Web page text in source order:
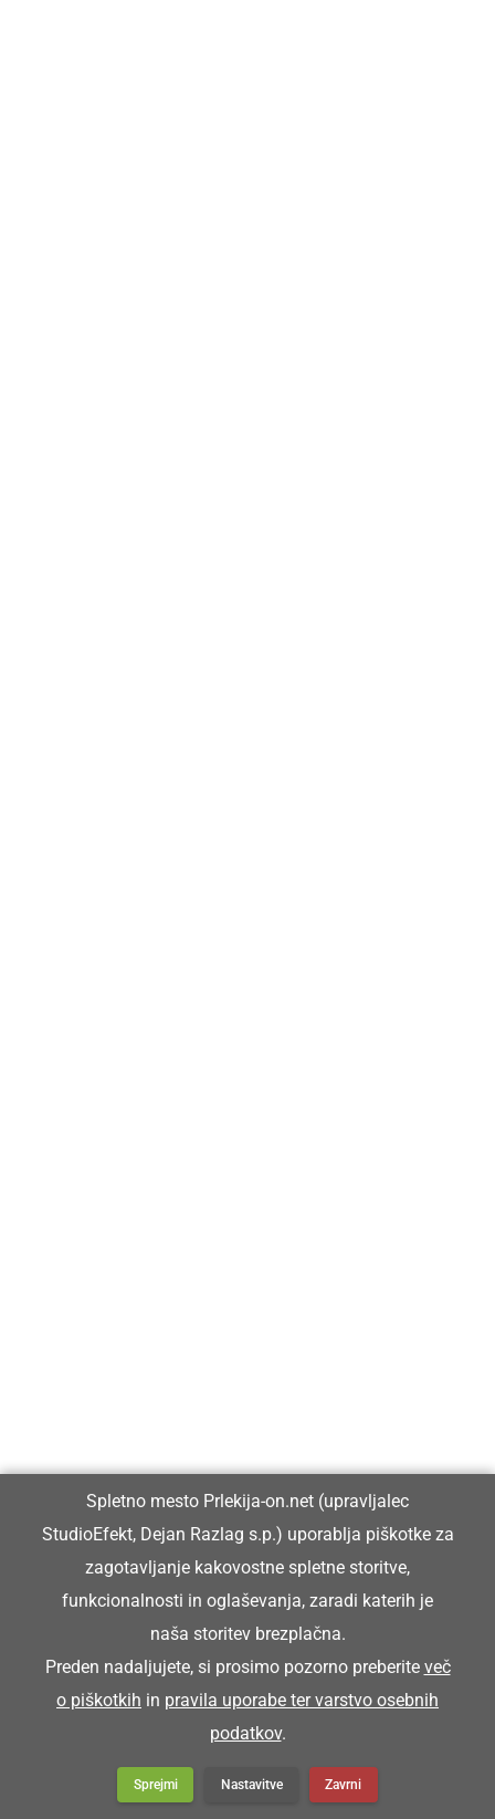
Spletno mesto Prlekija-on.net (upravljalec
StudioEfekt, Dejan Razlag s.p.) uporablja piškotke za
zagotavljanje kakovostne spletne storitve,
funkcionalnosti in oglaševanja, zaradi katerih je
naša storitev brezplačna.
Preden nadaljujete, si prosimo pozorno preberite več
o piškotkih in pravila uporabe ter varstvo osebnih
podatkov.
Sprejmi Nastavitve Zavrni